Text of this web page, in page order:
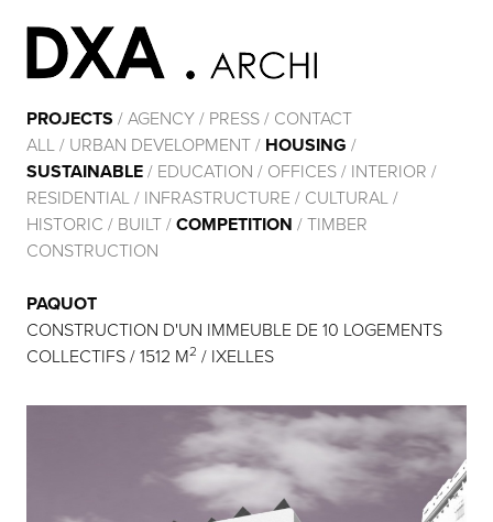
PROJECTS / AGENCY / PRESS / CONTACT
ALL / URBAN DEVELOPMENT / HOUSING /
SUSTAINABLE / EDUCATION / OFFICES / INTERIOR /
RESIDENTIAL / INFRASTRUCTURE / CULTURAL /
HISTORIC / BUILT / COMPETITION / TIMBER
CONSTRUCTION
PAQUOT
CONSTRUCTION D'UN IMMEUBLE DE 10 LOGEMENTS
COLLECTIFS / 1512 M2 / IXELLES